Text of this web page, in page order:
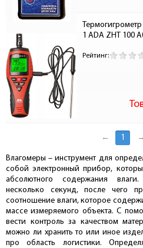
1 ADA ZHT 100
Рейтинг:
← 1 →
Влагомеры – инструмент для
собой электронный прибор,
абсолютного содержания
несколько секунд, после чего
соотношение влаги, которое
массе измеряемого объекта. С
вести контроль за качеством
можно ли хранить то или иное
про область логистики.